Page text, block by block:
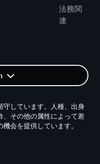
法務関
連
守しています。人種、出身
、その他の属性によって差
会を提供しています。